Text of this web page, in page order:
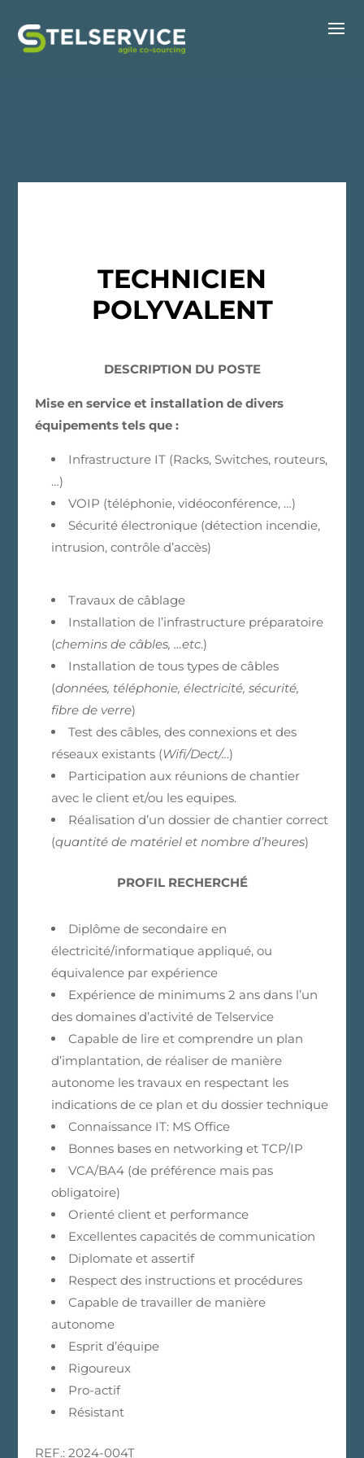
TECHNICIEN
POLYVALENT
DESCRIPTION DU POSTE
Mise en service et installation de divers
équipements tels que :
Infrastructure IT (Racks, Switches, routeurs,
…)
VOIP (téléphonie, vidéoconférence, …)
Sécurité électronique (détection incendie,
intrusion, contrôle d’accès)
Travaux de câblage
Installation de l’infrastructure préparatoire
(chemins de câbles, …etc.)
Installation de tous types de câbles
(données, téléphonie, électricité, sécurité,
fibre de verre)
Test des câbles, des connexions et des
réseaux existants (Wifi/Dect/...)
Participation aux réunions de chantier
avec le client et/ou les equipes.
Réalisation d’un dossier de chantier correct
(quantité de matériel et nombre d’heures)
PROFIL RECHERCHÉ
Diplôme de secondaire en
électricité/informatique appliqué, ou
équivalence par expérience
Expérience de minimums 2 ans dans l’un
des domaines d’activité de Telservice
Capable de lire et comprendre un plan
d’implantation, de réaliser de manière
autonome les travaux en respectant les
indications de ce plan et du dossier technique
Connaissance IT: MS Office
Bonnes bases en networking et TCP/IP
VCA/BA4 (de préférence mais pas
obligatoire)​​​​​​​
Orienté client et performance
Excellentes capacités de communication
Diplomate et assertif
Respect des instructions et procédures
Capable de travailler de manière
autonome
Esprit d’équipe
Rigoureux
Pro-actif
Résistant
REF.: 2024-004T